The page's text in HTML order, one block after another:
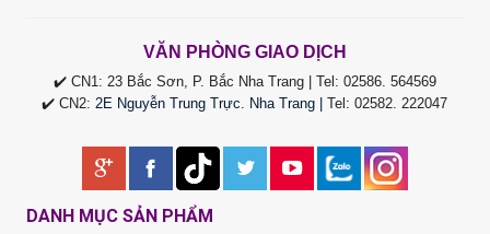
VĂN PHÒNG GIAO DỊCH
✔️ CN1: 23 Bắc Sơn, P. Bắc Nha Trang | Tel: 02586. 564569
✔️ CN2:2E Nguyễn Trung Trực. Nha Trang |Tel :02582. 222047
DANH MỤC SẢN PHẨM